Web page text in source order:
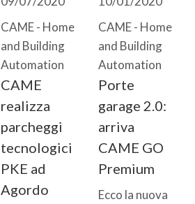
CAME - Home
and Building
Automation
CAME
realizza
parcheggi
tecnologici
PKE ad
Agordo
CAME - Home
and Building
Automation
Porte
garage 2.0:
arriva
CAME GO
Premium
Ecco la nuova